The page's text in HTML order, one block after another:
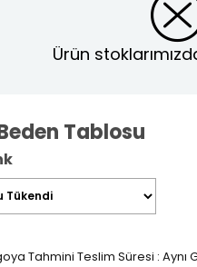
Ürün
Tablosu
Tahmini Teslim Süresi : Aynı